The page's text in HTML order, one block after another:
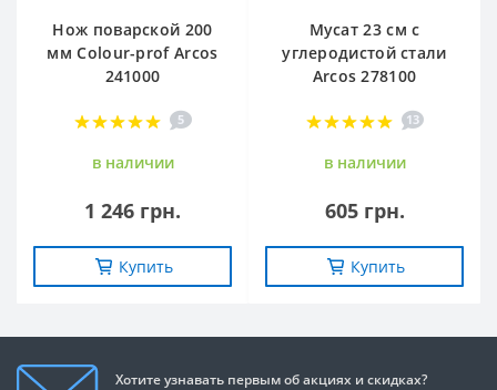
Нож поварской 200
мм Сolour-prof Arcos
241000
5
в наличии
1 246 грн.
Купить
Мусат 23 см с
углеродистой стали
Arcos 278100
13
в наличии
605 грн.
Купить
Хотите узнавать первым об акциях и скидках?